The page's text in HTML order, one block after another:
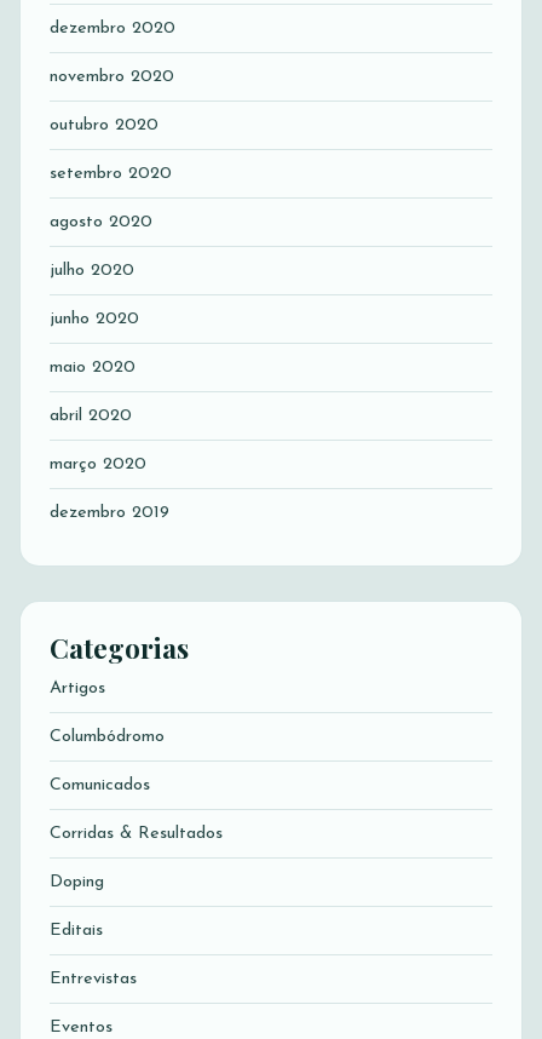
dezembro 2020
novembro 2020
outubro 2020
setembro 2020
agosto 2020
julho 2020
junho 2020
maio 2020
abril 2020
março 2020
dezembro 2019
Categorias
Artigos
Columbódromo
Comunicados
Corridas & Resultados
Doping
Editais
Entrevistas
Eventos